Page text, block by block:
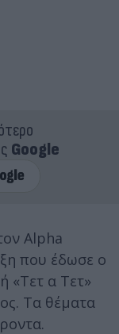
Google
Alpha
που έδωσε ο
«Τετ α Τετ»
Τα θέματα